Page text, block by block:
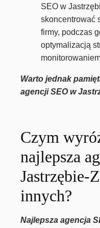
SEO w
skoncentrować
firmy, podczas
optymalizacją
Warto jednak
agencji SEO w
Czym
najlepsza
Jastrzębie-
innych?
Najlepsza agencja